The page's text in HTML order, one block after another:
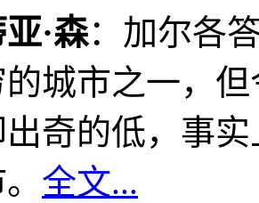
·森：加尔各
的城市之一，
奇的低，事
全文...